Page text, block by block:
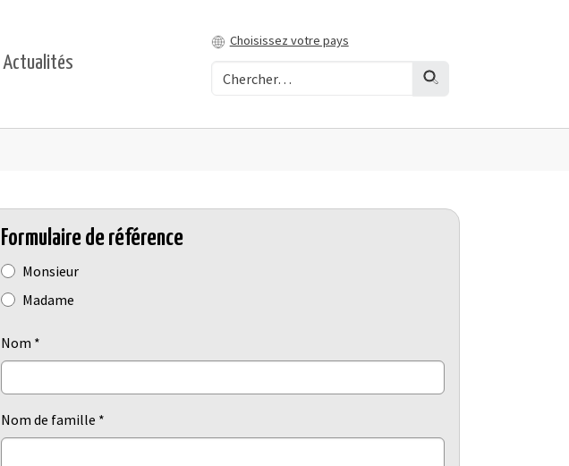
Actualités
Choisissez votre pays
Formulaire de référence
Radio button
Monsieur
Madame
Nom *
Nom de famille *